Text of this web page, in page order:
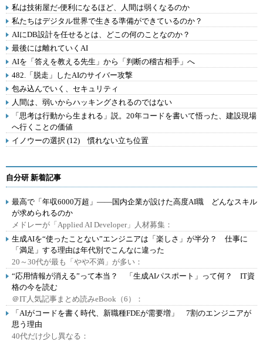
私は技術屋だ-便利になるほど、人間は弱くなるのか
私たちはデジタル世界で生きる準備ができているのか？
AIにDB設計を任せるとは、どこの何のことなのか？
最後には離れていくAI
AIを「答えを教える先生」から「判断の稽古相手」へ
482.「脱走」したAIのサイバー攻撃
包み込んでいく、セキュリティ
人間は、弱いからハッキングされるのではない
「思考は行動から生まれる」説。20年コードを書いて悟った、建設現場
へ行くことの価値
イノウーの選択 (12) 慣れない立ち位置
自分研 新着記事
最高で「年収6000万超」――国内企業が設けた高度AI職 どんなスキル
が求められるのか
メドレーが「Applied AI Developer」人材募集：
生成AIを“使ったことない”エンジニアは「楽しさ」が半分？ 仕事に
「満足」する理由は年代別でこんなに違った
20～30代が最も「やや不満」が多い：
“応用情報が消える”って本当？ 「生成AIパスポート」って何？ IT資
格の今を読む
＠IT人気記事まとめ読みeBook（6）：
「AIがコードを書く時代、新職種FDEが需要増」 7割のエンジニアが
思う理由
40代だけ少し異なる：